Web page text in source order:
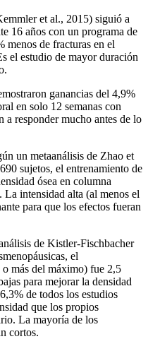
et al., 2015) siguió a
16 años con un programa de
menos de fracturas en el
el estudio de mayor duración
ganancias del 4,9%
en solo 12 semanas con
a responder mucho antes de lo
un metaanálisis de Zhao et
sujetos, el entrenamiento de
ósea en columna
intensidad alta (al menos el
para que los efectos fueran
de Kistler-Fischbacher
el
más del máximo) fue 2,5
para mejorar la densidad
de todos los estudios
que los propios
La mayoría de los
cortos.